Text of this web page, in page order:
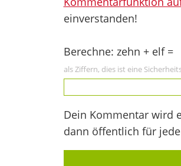
einverstanden!
Berechne: zehn + elf =
als Ziffern, dies ist eine
Dein Kommentar wird
dann öffentlich für